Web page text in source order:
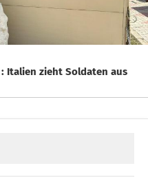
Italien zieht Soldaten aus